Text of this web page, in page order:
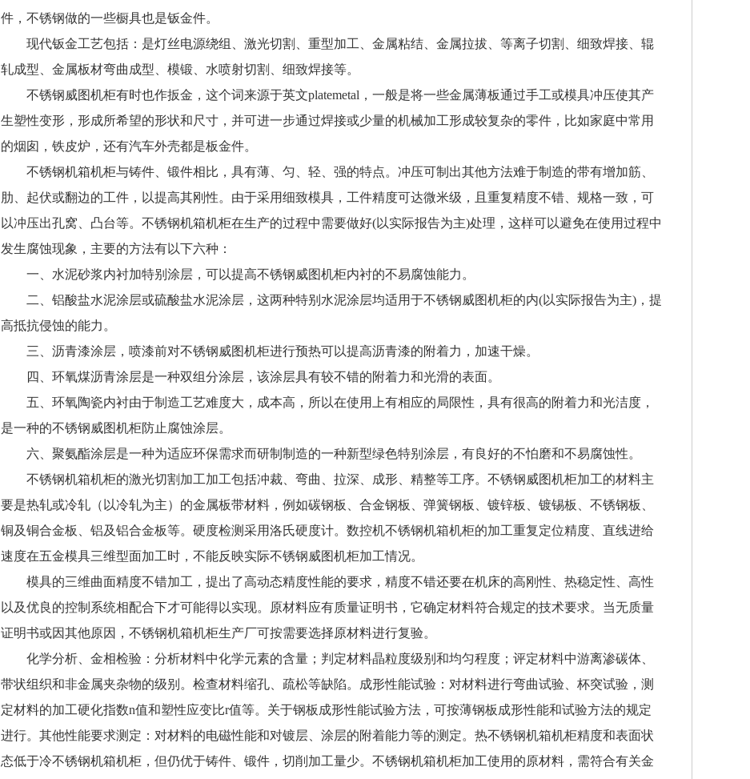
件，不锈钢做的一些橱具也是钣金件。
现代钣金工艺包括：是灯丝电源绕组、激光切割、重型加工、金属粘结、金属拉拔、等离子切割、细致焊接、辊
轧成型、金属板材弯曲成型、模锻、水喷射切割、细致焊接等。
不锈钢威图机柜有时也作扳金，这个词来源于英文platemetal，一般是将一些金属薄板通过手工或模具冲压使其产
生塑性变形，形成所希望的形状和尺寸，并可进一步通过焊接或少量的机械加工形成较复杂的零件，比如家庭中常用
的烟囱，铁皮炉，还有汽车外壳都是板金件。
不锈钢机箱机柜与铸件、锻件相比，具有薄、匀、轻、强的特点。冲压可制出其他方法难于制造的带有增加筋、
肋、起伏或翻边的工件，以提高其刚性。由于采用细致模具，工件精度可达微米级，且重复精度不错、规格一致，可
以冲压出孔窝、凸台等。不锈钢机箱机柜在生产的过程中需要做好(以实际报告为主)处理，这样可以避免在使用过程中
发生腐蚀现象，主要的方法有以下六种：
一、水泥砂浆内衬加特别涂层，可以提高不锈钢威图机柜内衬的不易腐蚀能力。
二、铝酸盐水泥涂层或硫酸盐水泥涂层，这两种特别水泥涂层均适用于不锈钢威图机柜的内(以实际报告为主)，提
高抵抗侵蚀的能力。
三、沥青漆涂层，喷漆前对不锈钢威图机柜进行预热可以提高沥青漆的附着力，加速干燥。
四、环氧煤沥青涂层是一种双组分涂层，该涂层具有较不错的附着力和光滑的表面。
五、环氧陶瓷内衬由于制造工艺难度大，成本高，所以在使用上有相应的局限性，具有很高的附着力和光洁度，
是一种的不锈钢威图机柜防止腐蚀涂层。
六、聚氨酯涂层是一种为适应环保需求而研制制造的一种新型绿色特别涂层，有良好的不怕磨和不易腐蚀性。
不锈钢机箱机柜的激光切割加工加工包括冲裁、弯曲、拉深、成形、精整等工序。不锈钢威图机柜加工的材料主
要是热轧或冷轧（以冷轧为主）的金属板带材料，例如碳钢板、合金钢板、弹簧钢板、镀锌板、镀锡板、不锈钢板、
铜及铜合金板、铝及铝合金板等。硬度检测采用洛氏硬度计。数控机不锈钢机箱机柜的加工重复定位精度、直线进给
速度在五金模具三维型面加工时，不能反映实际不锈钢威图机柜加工情况。
模具的三维曲面精度不错加工，提出了高动态精度性能的要求，精度不错还要在机床的高刚性、热稳定性、高性
以及优良的控制系统相配合下才可能得以实现。原材料应有质量证明书，它确定材料符合规定的技术要求。当无质量
证明书或因其他原因，不锈钢机箱机柜生产厂可按需要选择原材料进行复验。
化学分析、金相检验：分析材料中化学元素的含量；判定材料晶粒度级别和均匀程度；评定材料中游离渗碳体、
带状组织和非金属夹杂物的级别。检查材料缩孔、疏松等缺陷。成形性能试验：对材料进行弯曲试验、杯突试验，测
定材料的加工硬化指数n值和塑性应变比r值等。关于钢板成形性能试验方法，可按薄钢板成形性能和试验方法的规定
进行。其他性能要求测定：对材料的电磁性能和对镀层、涂层的附着能力等的测定。热不锈钢机箱机柜精度和表面状
态低于冷不锈钢机箱机柜，但仍优于铸件、锻件，切削加工量少。不锈钢机箱机柜加工使用的原材料，需符合有关金